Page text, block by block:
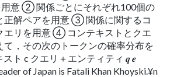
用意 ② 関係ごとにそれぞれ100個の
正解ペアを用意 ③ 関係に関するコ
エリを用意 ④ コンテキストとクエ
て，その次のトークンの確率分布を
ト c クエリ＋エンティティ 𝒒 𝒆
of Japan is Fatali Khan Khoyski.¥n